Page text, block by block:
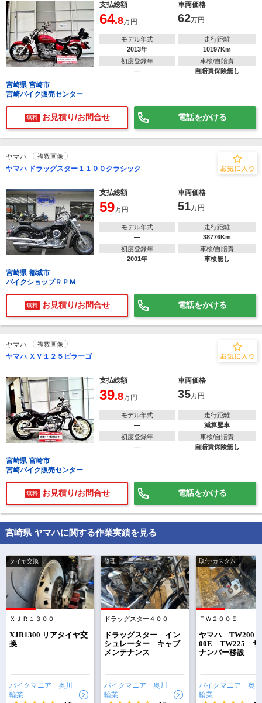
支払総額 車両価格
64.8万円 62万円
モデル年式
2013年
走行距離
10197Km
初度登録年
―
車検/自賠責
自賠責保険無し
宮崎県 宮崎市
宮崎バイク販売センター
無料 お見積り/お問合せ 電話をかける
ヤマハ 複数画像
ヤマハ ドラッグスター１１００クラシック
支払総額 車両価格
59万円 51万円
モデル年式
―
走行距離
38776Km
初度登録年
2001年
車検/自賠責
車検無し
宮崎県 都城市
バイクショップＲＰＭ
無料 お見積り/お問合せ 電話をかける
ヤマハ 複数画像
ヤマハ ＸＶ１２５ビラーゴ
支払総額 車両価格
39.8万円 35万円
モデル年式
―
走行距離
減算歴車
初度登録年
―
車検/自賠責
自賠責保険無し
宮崎県 宮崎市
宮崎バイク販売センター
無料 お見積り/お問合せ 電話をかける
宮崎県 ヤマハに関する作業実績を見る
タイヤ交換
ＸＪＲ１３００
XJR1300 リアタイヤ交
換
バイクマニア 奥川
輪業
修理
ドラッグスター４００
ドラッグスター イン
シュレーター キャブ
メンテナンス
バイクマニア 奥川
輪業
取付/カスタム
ＴＷ２００Ｅ
ヤマハ TW200
00E TW225 サ
ナンバー移設
バイクマニア 奥川
輪業
で 相場をチェック！
車種選択するだけ、かんたん相場検索
まずはメーカーを選択する